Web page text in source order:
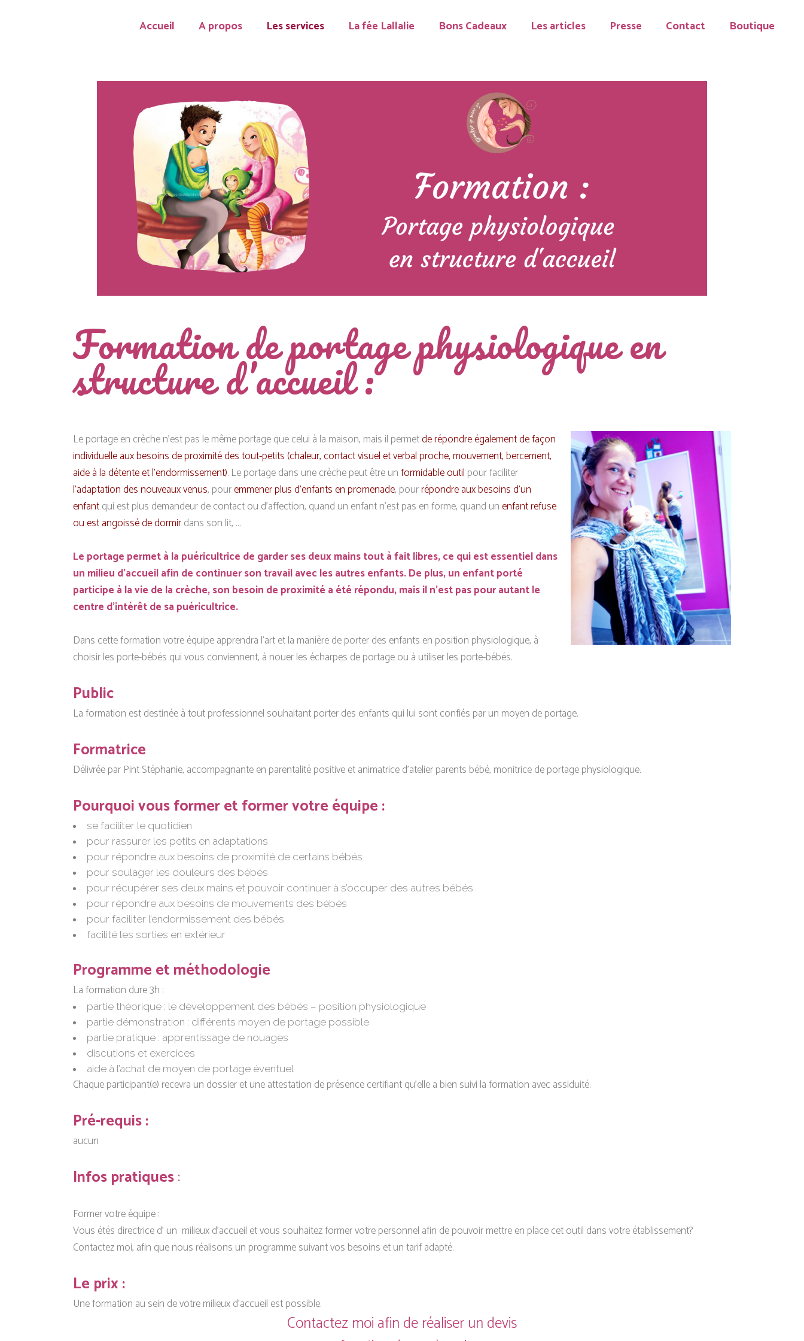
Accueil A propos Les services La fée Lallalie Bons Cadeaux Les articles Presse Contact Boutique
Formation de portage physiologique en
structure d’accueil :
Le portage en crèche n’est pas le même portage que celui à la maison, mais il permetde répondre également de façon
individuelle aux besoins de proximité des tout-petits (chaleur, contact visuel et verbal proche, mouvement, bercement,
aide à la détente et l’endormissement). Le portage dans une crèche peut être unformidable outil pour faciliter
l’adaptation des nouveaux venus, pouremmener plus d’enfants en promenade, pourrépondre aux besoins d’un
enfantqui est plus demandeur de contact ou d’affection, quand un enfant n’est pas en forme, quand unenfant refuse
ou est angoissé de dormirdans son lit, …
Le portage permet à la puéricultrice de garder ses deux mains tout à fait libres, ce qui est essentiel dans
un milieu d’accueil afin de continuer son travail avec les autres enfants. De plus, un enfant porté
participe à la vie de la crèche, son besoin de proximité a été répondu, mais il n’est pas pour autant le
centre d’intérêt de sa puéricultrice.
Dans cette formation votre équipe apprendra l’art et la manière de porter des enfants en position physiologique, à
choisir les porte-bébés qui vous conviennent, à nouer les écharpes de portage ou à utiliser les porte-bébés.
Public
La formation est destinée à tout professionnel souhaitant porter des enfants qui lui sont confiés par un moyen de portage.
Formatrice
Délivrée par Pint Stéphanie, accompagnante en parentalité positive et animatrice d’atelier parents bébé, monitrice de portage physiologique.
Pourquoi vous former et former votre équipe :
se faciliter le quotidien
pour rassurer les petits en adaptations
pour répondre aux besoins de proximité de certains bébés
pour soulager les douleurs des bébés
pour récupérer ses deux mains et pouvoir continuer à s’occuper des autres bébés
pour répondre aux besoins de mouvements des bébés
pour faciliter l’endormissement des bébés
facilité les sorties en extérieur
Programme et méthodologie
La formation dure 3h :
partie théorique : le développement des bébés – position physiologique
partie démonstration : différents moyen de portage possible
partie pratique : apprentissage de nouages
discutions et exercices
aide à l’achat de moyen de portage éventuel
Chaque participant(e) recevra un dossier et une attestation de présence certifiant qu’elle a bien suivi la formation avec assiduité.
Pré-requis :
aucun
Infos pratiques:
Former votre équipe :
Vous étés directrice d’ un milieux d’accueil et vous souhaitez former votre personnel afin de pouvoir mettre en place cet outil dans votre établissement?
Contactez moi, afin que nous réalisons un programme suivant vos besoins et un tarif adapté.
Le prix :
Une formation au sein de votre milieux d’accueil est possible.
Contactez moi afin de réaliser un devis